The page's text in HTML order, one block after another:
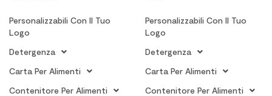
Personalizzabili Con Il Tuo
Logo
Detergenza
Carta Per Alimenti
Contenitore Per Alimenti
Personalizzabili Con Il Tuo
Logo
Detergenza
Carta Per Alimenti
Contenitore Per Alimenti